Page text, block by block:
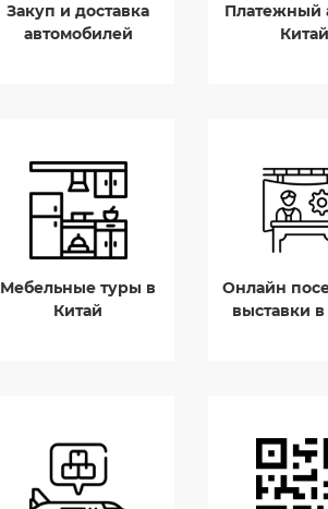
Закуп и доставка
автомобилей
Платежный
Китай
Мебельные туры в
Китай
Онлайн
выставки